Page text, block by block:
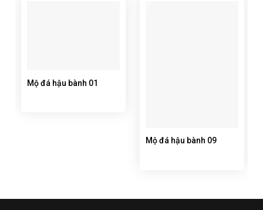
Mộ đá hậu bành 01
Mộ đá hậu bành 09